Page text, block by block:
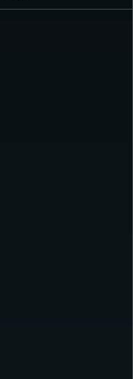
動画配信・VR・メ
教育と動画活用
校でICT環境が整備され、動画
及しています。映像による学び
きく貢献しています。
・デジタル教材の定着
イン授業やデジタル教材の活
個別最適化や反復学習を可能に
均等化
様な他者と協働しながら必要
が重要視されています。地理
できる遠隔交流学習の拡充
います。